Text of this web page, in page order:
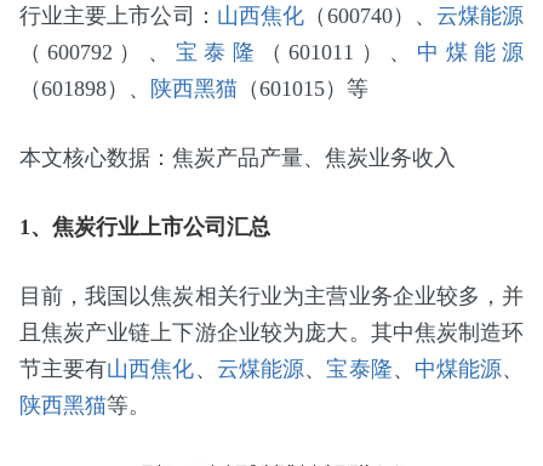
行业主要上市公司： 山西焦化 （600740）、 云煤能源
（600792）、 宝泰隆 （601011）、 中煤能源
（601898）、
陕西黑猫（601015）等
本文核心数据：焦炭产品产量、焦炭业务收入
1、焦炭行业上市公司汇总
目前，我国以焦炭相关行业为主营业务企业较多，并
且焦炭产业链上下游企业较为庞大。其中焦炭制造环
节主要有山西焦化、 云煤能源、 宝泰隆、 中煤能源、
陕西黑猫等。